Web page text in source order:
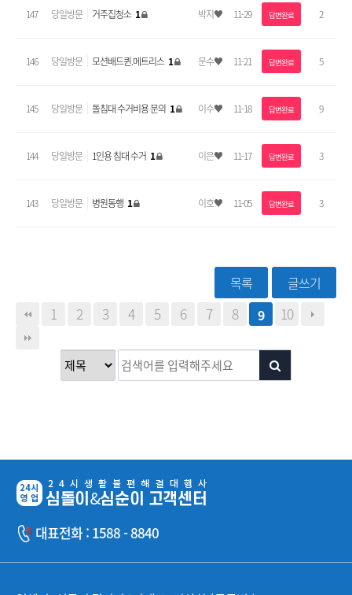
147 당일방문 거주집청소 1 박지♥ 11-29 답변완료 2
146 당일방문 모션배드퀸.메트리스 1 문수♥ 11-21 답변완료 5
145 당일방문 돌침대 수거비용 문의 1 이수♥ 11-18 답변완료 9
144 당일방문 1인용 침대 수거 1 이은♥ 11-17 답변완료 3
143 당일방문 병원동행 1 이호♥ 11-05 답변완료 3
목록 글쓰기
1 2 3 4 5 6 7 8 9 10
대표전화 : 1588 - 8840